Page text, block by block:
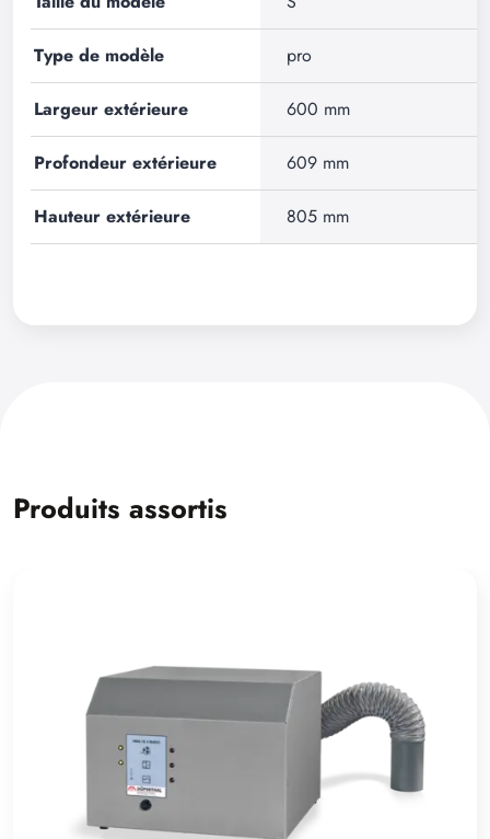
Type de modèle pro
Largeur extérieure 600 mm
Profondeur extérieure 609 mm
Hauteur extérieure 805 mm
Produits assortis